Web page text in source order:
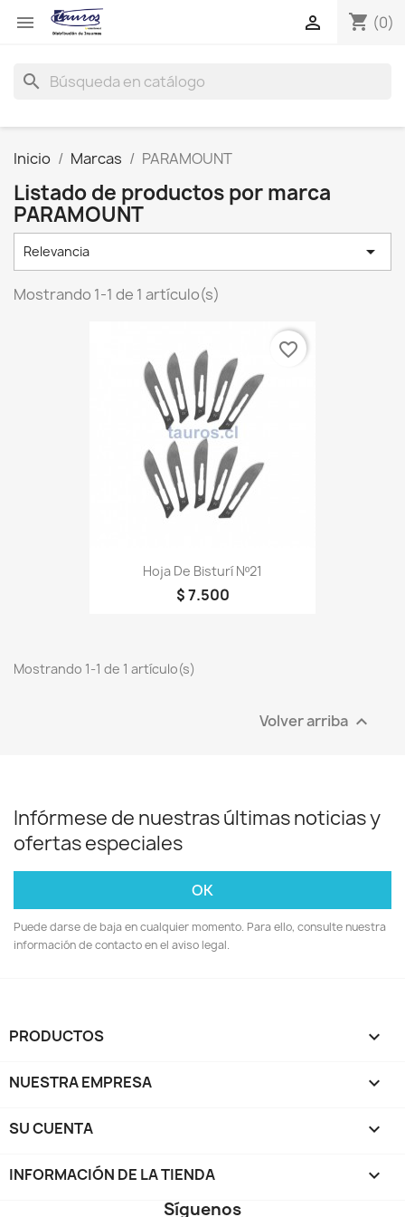
 shopping_cart (0)

search
Inicio Marcas PARAMOUNT
Listado de productos por marca
PARAMOUNT
Relevancia 
Mostrando 1-1 de 1 artículo(s)
Hoja De Bisturí Nº21
$ 7.500
favorite_border
Mostrando 1-1 de 1 artículo(s)
Volver arriba 
Infórmese de nuestras últimas noticias y
ofertas especiales
Puede darse de baja en cualquier momento. Para ello, consulte nuestra
información de contacto en el aviso legal.
PRODUCTOS 
NUESTRA EMPRESA 
SU CUENTA 
INFORMACIÓN DE LA TIENDA keyboard_arrow_down
Síguenos